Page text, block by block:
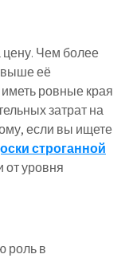
цену. Чем более
выше её
ровные края
затрат на
если вы ищете
строганной
от уровня
роль в